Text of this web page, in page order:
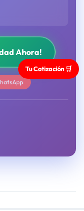
Ahora!
Tu Cotización 🛒